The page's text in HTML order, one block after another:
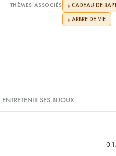
THÈMES ASSOCIÉS #CADEAU DE
#ARBRE DE VIE
ENTRETENIR SES BIJOUX